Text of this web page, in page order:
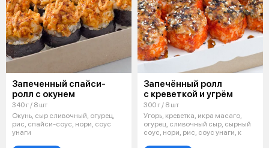
Запеченный спайси-
ролл с окунем
340 г / 8 шт
Окунь, сыр сливочный, огурец,
рис, спайси-соус, нори, соус
унаги
Запечённый ролл
с креветкой и угрём
300 г / 8 шт
Угорь, креветка, икра масаго,
огурец, сливочный сыр, сырный
соус, нори, рис, соус унаги, к